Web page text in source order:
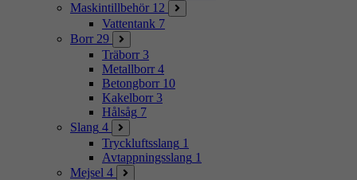
Maskintillbehör 12
Vattentank 7
Borr 29
Träborr 3
Metallborr 4
Betongborr 10
Kakelborr 3
Hålsåg 7
Slang 4
Tryckluftsslang 1
Avtappningsslang 1
Mejsel 4